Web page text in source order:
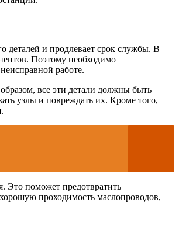
деталей и продлевает срок службы. В
Поэтому необходимо
работе.
все эти детали должны быть
узлы и повреждать их. Кроме того,
Это поможет предотвратить
проходимость маслопроводов,